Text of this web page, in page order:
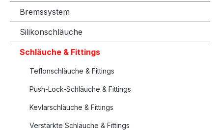
Bremssystem
Silikonschläuche
Schläuche & Fittings
Teflonschläuche & Fittings
Push-Lock-Schläuche & Fittings
Kevlarschläuche & Fittings
Verstärkte Schläuche & Fittings